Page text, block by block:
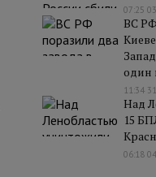
07:25
ВС
один
11:34
Над
15
06:18